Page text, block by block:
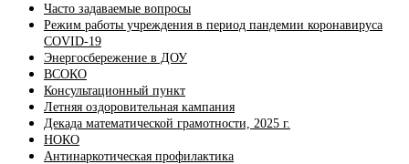
Часто задаваемые вопросы
Режим работы учреждения в период пандемии коронавируса
COVID-19
Энергосбережение в ДОУ
ВСОКО
Консультационный пункт
Летняя оздоровительная кампания
Декада математической грамотности, 2025 г.
НОКО
Антинаркотическая профилактика